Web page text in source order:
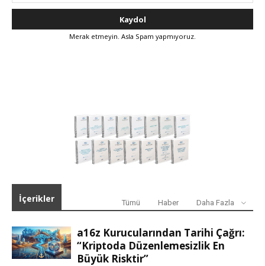
Merak etmeyin. Asla Spam yapmıyoruz.
İçerikler Tümü Haber Daha Fazla
a16z Kurucularından Tarihi Çağrı:
“Kriptoda Düzenlemesizlik En
Büyük Risktir”